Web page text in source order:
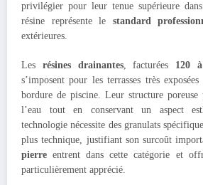
privilégier pour leur tenue supérieure
résine représente le standard
extérieures.
Les résines drainantes, facturées 120
s’imposent pour les terrasses très
bordure de piscine. Leur structure poreuse
l’eau tout en conservant un aspect
technologie nécessite des granulats
plus technique, justifiant son surcoût
pierre entrent dans cette catégorie et
particulièrement apprécié.